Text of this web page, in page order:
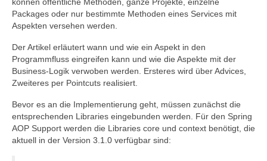
Packages oder nur bestimmte Methoden eines Services mit
Aspekten versehen werden.
Der Artikel erläutert wann und wie ein Aspekt in den
Programmfluss eingreifen kann und wie die Aspekte mit der
Business-Logik verwoben werden. Ersteres wird über Advices,
Zweiteres per Pointcuts realisiert.
Bevor es an die Implementierung geht, müssen zunächst die
entsprechenden Libraries eingebunden werden. Für den Spring
AOP Support werden die Libraries core und context benötigt, die
aktuell in der Version 3.1.0 verfügbar sind: